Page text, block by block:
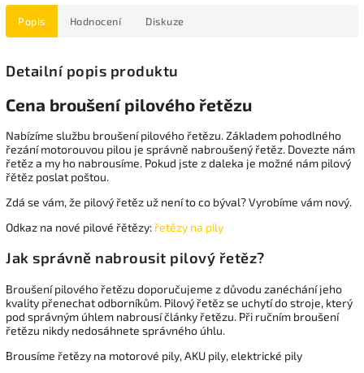
Popis Hodnocení Diskuze
Detailní popis produktu
Cena broušení pilového řetězu
Nabízíme službu broušení pilového řetězu. Základem pohodlného
řezání motorouvou pilou je správně nabroušený řetěz. Dovezte nám
řetěz a my ho nabrousíme. Pokud jste z daleka je možné nám pilový
řětěz poslat poštou.
Zdá se vám, že pilový řetěz už není to co býval? Vyrobíme vám nový.
Odkaz na nové pilové řětězy: řetězy na pily
Jak správně nabrousit pilový řetěz?
Broušení pilového řetězu doporučujeme z důvodu zanéchání jeho
kvality přenechat odborníkům. Pilový řetěz se uchytí do stroje, který
pod správným úhlem nabrousí články řetězu. Při ručním broušení
řetězu nikdy nedosáhnete správného úhlu.
Brousíme řetězy na motorové pily, AKU pily, elektrické pily